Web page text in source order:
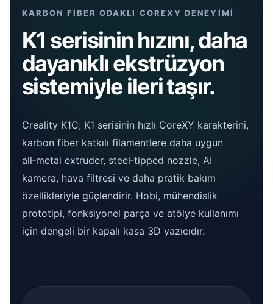
KARBON FİBER ODAKLI COREXY DENEYİMİ
K1 serisinin hızını, daha
dayanıklı ekstrüzyon
sistemiyle ileri taşır.
Creality K1C; K1 serisinin hızlı CoreXY karakterini,
karbon fiber katkılı filamentlere daha uygun
all‑metal extruder, steel‑tipped nozzle, AI
kamera, hava filtresi ve daha pratik bakım
özellikleriyle güçlendirir. Hobi, mühendislik
prototipi, fonksiyonel parça ve atölye kullanımı
için dengeli bir kapalı kasa 3D yazıcıdır.